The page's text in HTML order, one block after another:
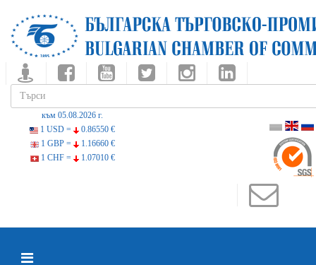
към 05.08.2026 г.
1 USD =
0.86550 €
1 GBP =
1.16660 €
1 CHF =
1.07010 €